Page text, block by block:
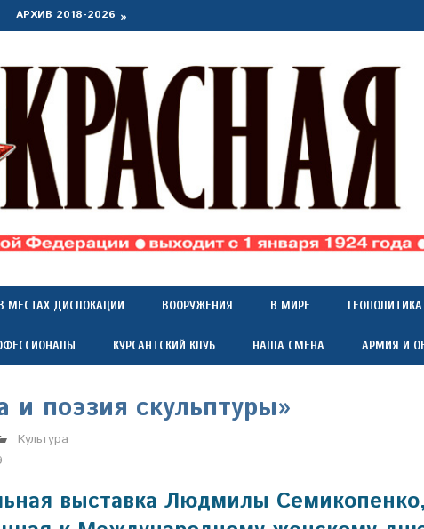
АРХИВ 2018-2026
МЕСТАХ ДИСЛОКАЦИИ ВООРУЖЕНИЯ В МИРЕ ГЕОПОЛИТИКА
КУРСАНТСКИЙ КЛУБ НАША СМЕНА АРМИЯ И
и поэзия скульптуры»
Настя Свиридова
Культура
выставка Людмилы Семикопенко,